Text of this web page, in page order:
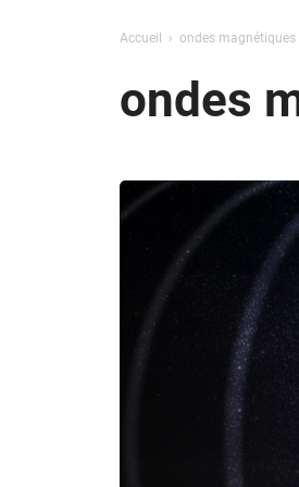
Accueil ondes magnétiques
ondes